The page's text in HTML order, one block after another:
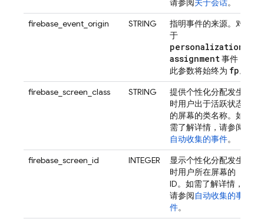
请参阅关于会话。
firebase_event_origin
STRING
指明事件的来源。对
于
personalization
assignment事件，
此参数将始终为 fp。
firebase_screen_class
STRING
提供个性化分配发生
时用户出于活跃状态
的屏幕的类名称。如
需了解详情，请参阅
自动收集的事件。
firebase_screen_id
INTEGER
显示个性化分配发生
时用户所在屏幕的
ID。如需了解详情，
请参阅自动收集的事
件。